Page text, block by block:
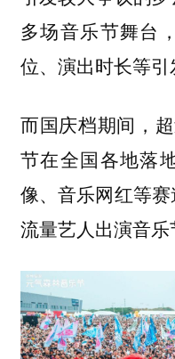
多场音乐节舞台
位、演出时长等引
而国庆档期间，
节在全国各地落
像、音乐网红等
流量艺人出演音乐